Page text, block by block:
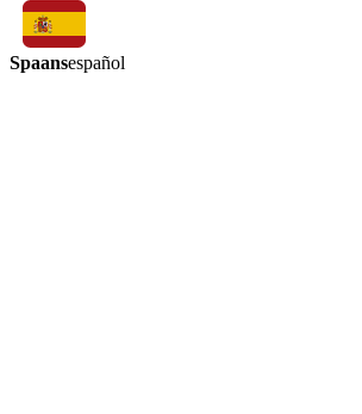
Spaansespañol